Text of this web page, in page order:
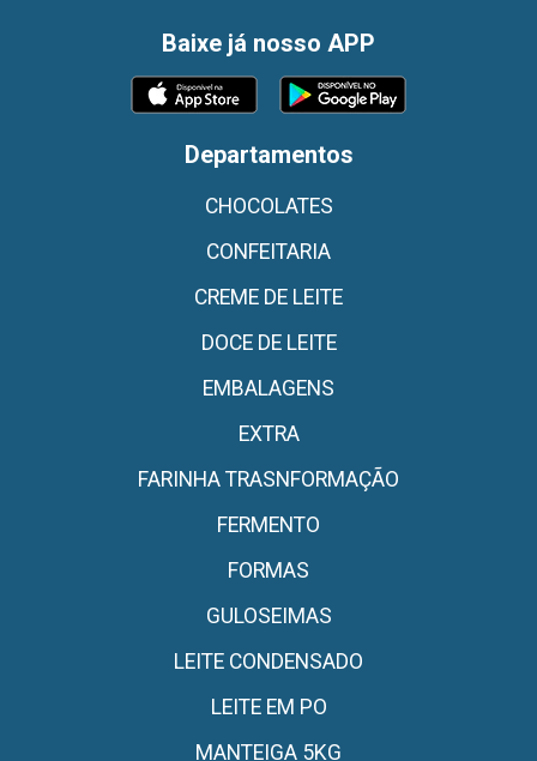
Baixe já nosso APP
Departamentos
CHOCOLATES
CONFEITARIA
CREME DE LEITE
DOCE DE LEITE
EMBALAGENS
EXTRA
FARINHA TRASNFORMAÇÃO
FERMENTO
FORMAS
GULOSEIMAS
LEITE CONDENSADO
LEITE EM PO
MANTEIGA 5KG